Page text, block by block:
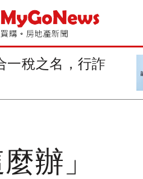
一稅之名，行詐
辦」